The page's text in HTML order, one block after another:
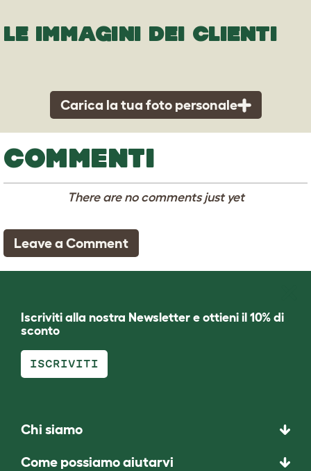
LE IMMAGINI DEI CLIENTI
Carica la tua foto personale
COMMENTI
There are no comments just yet
Leave a Comment
Iscriviti alla nostra Newsletter e ottieni il 10% di
sconto
ISCRIVITI
Chi siamo
Come possiamo aiutarvi